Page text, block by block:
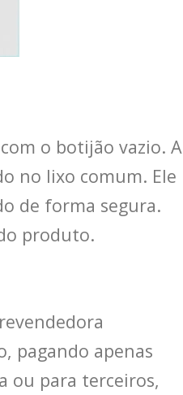
o botijão vazio. A
no lixo comum. Ele
de forma segura.
produto.
pagando apenas
ou para terceiros,